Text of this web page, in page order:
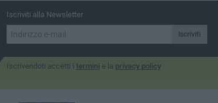
Iscriviti alla Newsletter
Iscriviti
Iscrivendoti accetti i termini e la privacy policy